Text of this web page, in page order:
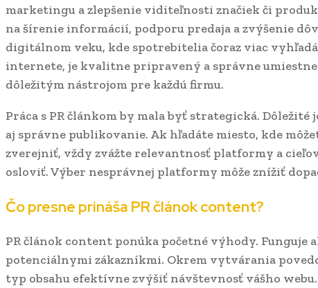
marketingu a zlepšenie viditeľnosti značiek či
na šírenie informácií, podporu predaja a zvýšenie
digitálnom veku, kde spotrebitelia čoraz viac
internete, je kvalitne pripravený a správne
dôležitým nástrojom pre každú firmu.
Práca s PR článkom by mala byť strategická. Dôležité
aj správne publikovanie. Ak hľadáte miesto, kde
zverejniť, vždy zvážte relevantnosť platformy a
osloviť. Výber nesprávnej platformy môže znížiť
Čo presne prináša PR článok content?
PR článok content ponúka početné výhody. Funguje
potenciálnymi zákazníkmi. Okrem vytvárania
typ obsahu efektívne zvýšiť návštevnosť vášho